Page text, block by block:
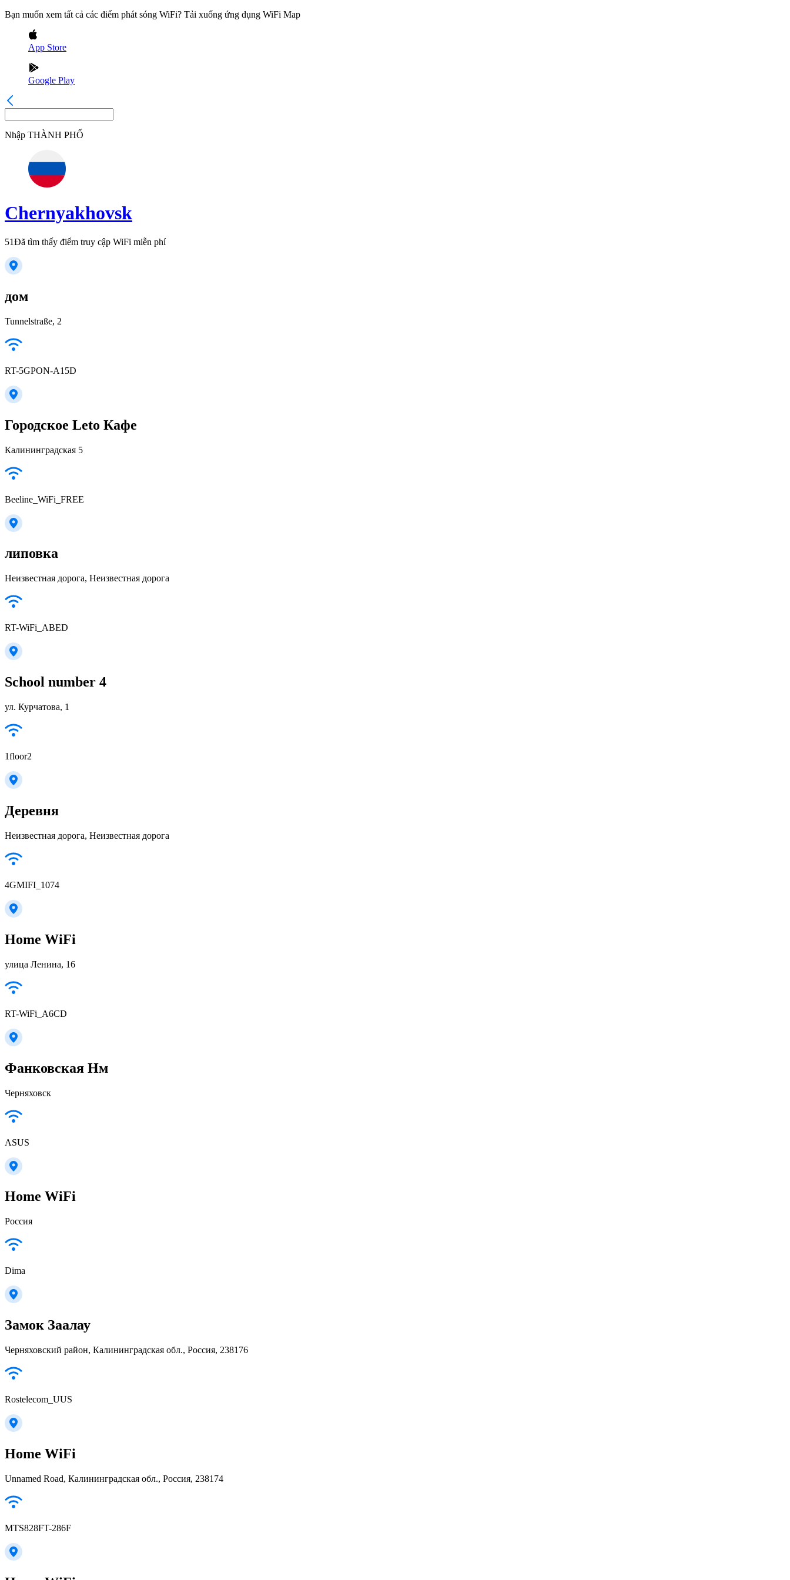
Bạn muốn xem tất cả các điểm phát sóng WiFi? Tải xuống ứng dụng WiFi Map
App Store
Google Play
Nhập THÀNH PHỐ
Chernyakhovsk
51Đã tìm thấy điểm truy cập WiFi miễn phí
дом
Tunnelstraße, 2
RT-5GPON-A15D
Городское Leto Кафе
Калининградская 5
Beeline_WiFi_FREE
липовка
Неизвестная дорога, Неизвестная дорога
RT-WiFi_ABED
School number 4
ул. Курчатова, 1
1floor2
Деревня
Неизвестная дорога, Неизвестная дорога
4GMIFI_1074
Home WiFi
улица Ленина, 16
RT-WiFi_A6CD
Фанковская Нм
Черняховск
ASUS
Home WiFi
Россия
Dima
Замок Заалау
Черняховский район, Калининградская обл., Россия, 238176
Rostelecom_UUS
Home WiFi
Unnamed Road, Калининградская обл., Россия, 238174
MTS828FT-286F